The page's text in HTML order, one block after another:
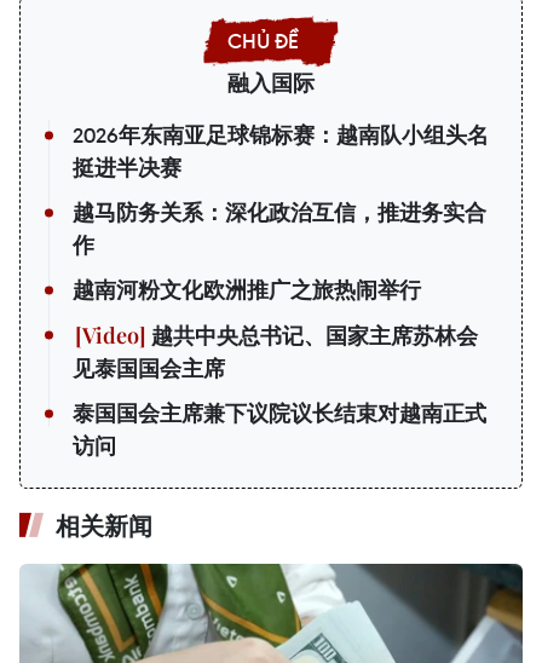
融入国际
2026年东南亚足球锦标赛：越南队小组头名
挺进半决赛
越马防务关系：深化政治互信，推进务实合
作
越南河粉文化欧洲推广之旅热闹举行
越共中央总书记、国家主席苏林会
见泰国国会主席
泰国国会主席兼下议院议长结束对越南正式
访问
相关新闻